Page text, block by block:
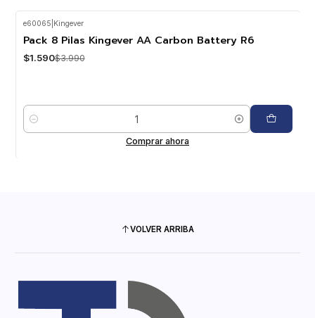
-60%OFF
e60065 Kingever
Pack 8 Pilas Kingever AA Carbon Battery R6
$1.590$3.990
Cantidad
Comprar ahora
VOLVER ARRIBA